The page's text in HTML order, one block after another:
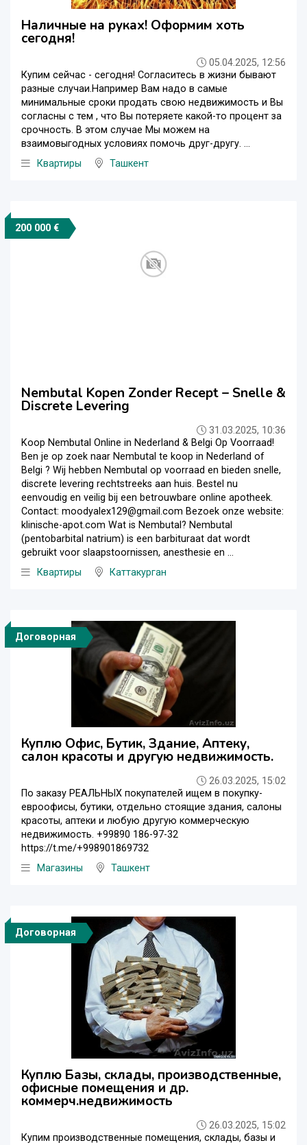
Наличные на руках! Оформим хоть
сегодня!
05.04.2025, 12:56
Купим сейчас - сегодня! Согласитесь в жизни бывают
разные случаи.Например Вам надо в самые
минимальные сроки продать свою недвижимость и Вы
согласны с тем , что Вы потеряете какой-то процент за
срочность. В этом случае Мы можем на
взаимовыгодных условиях помочь друг-другу. ...
Квартиры
Ташкент
200 000 €
Nembutal Kopen Zonder Recept – Snelle &
Discrete Levering
31.03.2025, 10:36
Koop Nembutal Online in Nederland & Belgi Op Voorraad!
Ben je op zoek naar Nembutal te koop in Nederland of
Belgi ? Wij hebben Nembutal op voorraad en bieden snelle,
discrete levering rechtstreeks aan huis. Bestel nu
eenvoudig en veilig bij een betrouwbare online apotheek.
Contact: moodyalex129@gmail.com Bezoek onze website:
klinische-apot.com Wat is Nembutal? Nembutal
(pentobarbital natrium) is een barbituraat dat wordt
gebruikt voor slaapstoornissen, anesthesie en ...
Квартиры
Каттакурган
Договорная
Куплю Офис, Бутик, Здание, Аптеку,
салон красоты и другую недвижимость.
26.03.2025, 15:02
По заказу РЕАЛЬНЫХ покупателей ищем в покупку-
евроофисы, бутики, отдельно стоящие здания, салоны
красоты, аптеки и любую другую коммерческую
недвижимость. +99890 186-97-32
https://t.me/+998901869732
Магазины
Ташкент
Договорная
Куплю Базы, склады, производственные,
офисные помещения и др.
коммерч.недвижимость
26.03.2025, 15:02
Купим производственные помещения, склады, базы и